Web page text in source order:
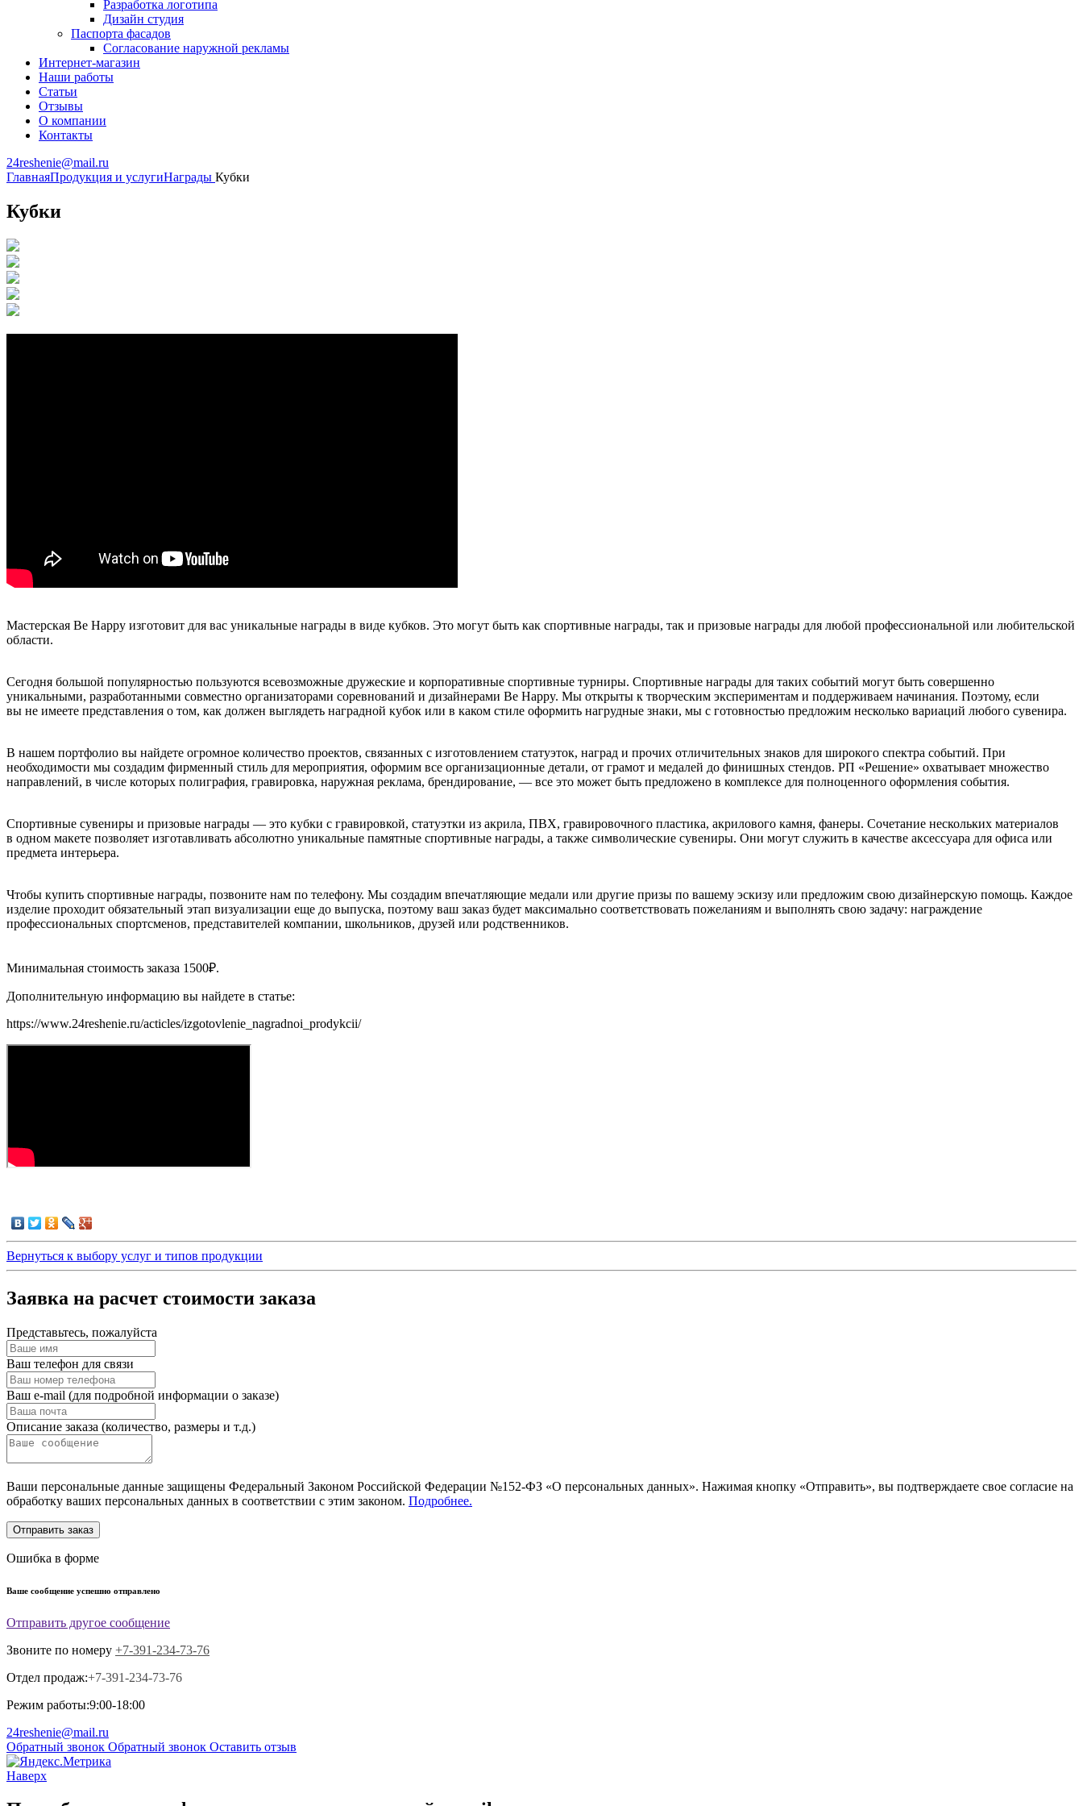
Разработка логотипа
Дизайн студия
Паспорта фасадов
Согласование наружной рекламы
Интернет-магазин
Наши работы
Статьи
Отзывы
О компании
Контакты
24reshenie@mail.ru
ГлавнаяПродукция и услугиНаграды Кубки
Кубки
Мастерская Be Happy изготовит для вас уникальные награды в виде кубков. Это могут быть как спортивные награды, так и призовые награды для любой профессиональной или любительской
области.
Сегодня большой популярностью пользуются всевозможные дружеские и корпоративные спортивные турниры. Спортивные награды для таких событий могут быть совершенно
уникальными, разработанными совместно организаторами соревнований и дизайнерами Be Happy. Мы открыты к творческим экспериментам и поддерживаем начинания. Поэтому, если
вы не имеете представления о том, как должен выглядеть наградной кубок или в каком стиле оформить нагрудные знаки, мы с готовностью предложим несколько вариаций любого сувенира.
В нашем портфолио вы найдете огромное количество проектов, связанных с изготовлением статуэток, наград и прочих отличительных знаков для широкого спектра событий. При
необходимости мы создадим фирменный стиль для мероприятия, оформим все организационные детали, от грамот и медалей до финишных стендов. РП «Решение» охватывает множество
направлений, в числе которых полиграфия, гравировка, наружная реклама, брендирование, — все это может быть предложено в комплексе для полноценного оформления события.
Спортивные сувениры и призовые награды — это кубки с гравировкой, статуэтки из акрила, ПВХ, гравировочного пластика, акрилового камня, фанеры. Сочетание нескольких материалов
в одном макете позволяет изготавливать абсолютно уникальные памятные спортивные награды, а также символические сувениры. Они могут служить в качестве аксессуара для офиса или
предмета интерьера.
Чтобы купить спортивные награды, позвоните нам по телефону. Мы создадим впечатляющие медали или другие призы по вашему эскизу или предложим свою дизайнерскую помощь. Каждое
изделие проходит обязательный этап визуализации еще до выпуска, поэтому ваш заказ будет максимально соответствовать пожеланиям и выполнять свою задачу: награждение
профессиональных спортсменов, представителей компании, школьников, друзей или родственников.
Минимальная стоимость заказа 1500₽.
Дополнительную информацию вы найдете в статье:
https://www.24reshenie.ru/acticles/izgotovlenie_nagradnoi_prodykcii/
Вернуться к выбору услуг и типов продукции
Заявка на расчет стоимости заказа
Представьтесь, пожалуйста
Ваш телефон для связи
Ваш e-mail (для подробной информации о заказе)
Описание заказа (количество, размеры и т.д.)
Ваши персональные данные защищены Федеральный Законом Российской Федерации №152-ФЗ «О персональных данных». Нажимая кнопку «Отправить», вы подтверждаете свое согласие на
обработку ваших персональных данных в соответствии с этим законом. Подробнее.
Отправить заказ
Ошибка в форме
Ваше сообщение успешно отправлено
Отправить другое сообщение
Звоните по номеру +7-391-234-73-76
Отдел продаж:+7-391-234-73-76
Режим работы:9:00-18:00
24reshenie@mail.ru
Обратный звонок Обратный звонок Оставить отзыв
Наверх